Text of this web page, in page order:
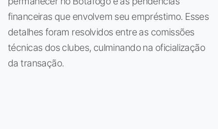
financeiras que envolvem seu empréstimo. Esses
detalhes foram resolvidos entre as comissões
técnicas dos clubes, culminando na oficialização
da transação.